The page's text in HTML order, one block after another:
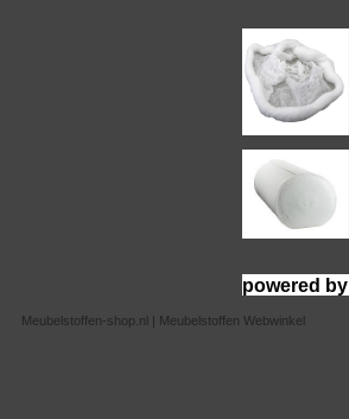
powered by
Meubelstoffen-shop.nl | Meubelstoffen Webwinkel